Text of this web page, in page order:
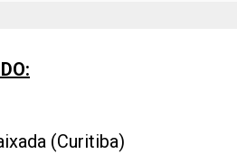
(Curitiba)